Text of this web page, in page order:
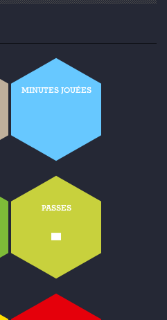
MINUTES JOUÉES
PASSES
-